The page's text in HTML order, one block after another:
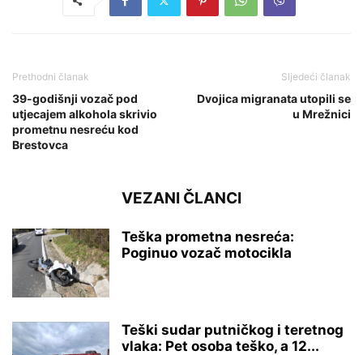
Prethodni članak
39-godišnji vozač pod
utjecajem alkohola skrivio
prometnu nesreću kod
Brestovca
Sljedeći članak
Dvojica migranata utopili se
u Mrežnici
VEZANI ČLANCI
Teška prometna nesreća:
Poginuo vozač motocikla
Teški sudar putničkog i teretnog
vlaka: Pet osoba teško, a 12...